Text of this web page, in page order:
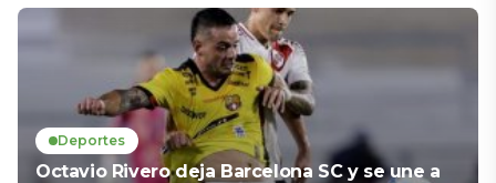
Deportes
Octavio Rivero deja Barcelona SC y se une a